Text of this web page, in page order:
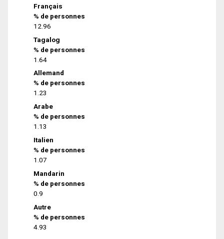
Français
% de personnes
12.96
Tagalog
% de personnes
1.64
Allemand
% de personnes
1.23
Arabe
% de personnes
1.13
Italien
% de personnes
1.07
Mandarin
% de personnes
0.9
Autre
% de personnes
4.93